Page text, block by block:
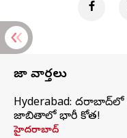
తాజా వార్తలు
Hyderabad: హైదరాబాద్‌లో
జాబితాలో భారీ కోత!
హైదరాబాద్